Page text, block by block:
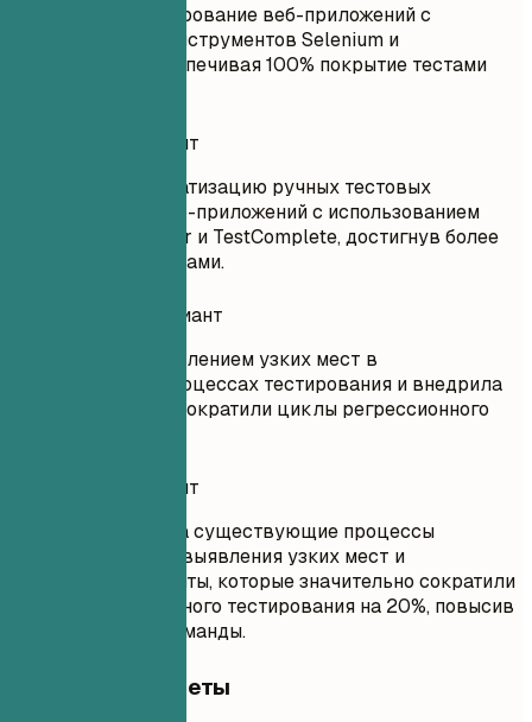
Отвечала за тестирование веб-приложений с
использованием инструментов Selenium и
TestComplete, обеспечивая 100% покрытие тестами
Удачный вариант
Возглавила автоматизацию ручных тестовых
сценариев для веб-приложений с использованием
Selenium WebDriver и TestComplete, достигнув более
95% покрытия тестами.
Неудачный вариант
Работала над выявлением узких мест в
существующих процессах тестирования и внедрила
скрипты, которые сократили циклы регрессионного
Удачный вариант
Проанализировала существующие процессы
тестирования для выявления узких мест и
разработала скрипты, которые значительно сократили
циклы регрессионного тестирования на 20%, повысив
эффективность команды.
Короткие советы